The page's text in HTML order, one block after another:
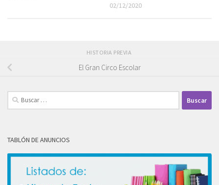
02/12/2020
HISTORIA PREVIA
El Gran Circo Escolar
Buscar:
TABLÓN DE ANUNCIOS